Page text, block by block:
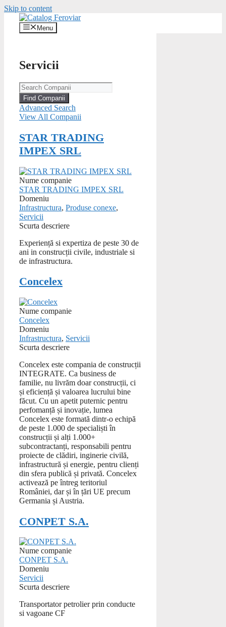
Skip to content
Menu
Servicii
Advanced Search
View All Companii
STAR TRADING
IMPEX SRL
Nume companie
STAR TRADING IMPEX SRL
Domeniu
Infrastructura, Produse conexe,
Servicii
Scurta descriere
Experiență si expertiza de peste 30 de
ani in construcții civile, industriale si
de infrastructura.
Concelex
Nume companie
Concelex
Domeniu
Infrastructura, Servicii
Scurta descriere
Concelex este compania de construcții
INTEGRATE. Ca business de
familie, nu livrăm doar construcții, ci
și eficiență și valoarea lucrului bine
făcut. Cu un apetit puternic pentru
perfomanță și inovație, lumea
Concelex este formată dintr-o echipă
de peste 1.000 de specialiști în
construcții și alți 1.000+
subcontractanți, responsabili pentru
proiecte de clădiri, inginerie civilă,
infrastructură și energie, pentru clienți
din sfera publică și privată. Concelex
activează pe întreg teritoriul
României, dar și în țări UE precum
Germania și Austria.
CONPET S.A.
Nume companie
CONPET S.A.
Domeniu
Servicii
Scurta descriere
Transportator petrolier prin conducte
si vagoane CF